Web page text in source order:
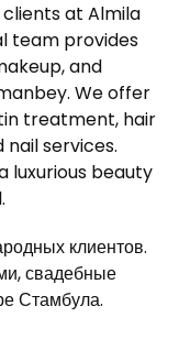
at Almila
team provides
and
We offer
treatment, hair
services.
luxurious beauty
клиентов.
свадебные
Стамбула.